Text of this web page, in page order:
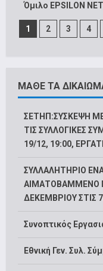
Όμιλο EPSILON
1 2 3 4
ΜΑΘΕ ΤΑ
ΣΕΤΗΠ:ΣΥΣΚΕΨΗ ΜΕ
ΤΙΣ ΣΥΛΛΟΓΙΚΕΣ
19/12, 19:00,
ΣΥΛΛΑΛΗΤΗΡΙΟ
ΑΙΜΑΤΟΒΑΜΜΕΝΟ
ΔΕΚΕΜΒΡΙΟΥ ΣΤΙΣ
Συνοπτικός
Εθνική Γεν. Συλ.